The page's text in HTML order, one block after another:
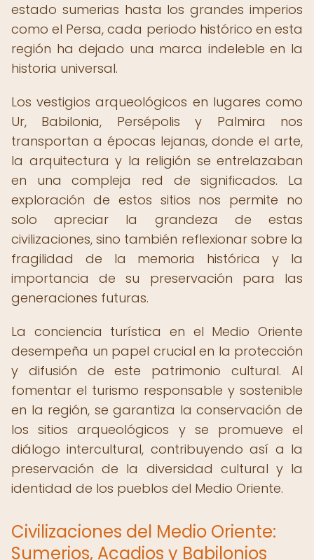
estado sumerias hasta los grandes imperios
como el Persa, cada periodo histórico en esta
región ha dejado una marca indeleble en la
historia universal.
Los vestigios arqueológicos en lugares como
Ur, Babilonia, Persépolis y Palmira nos
transportan a épocas lejanas, donde el arte,
la arquitectura y la religión se entrelazaban
en una compleja red de significados. La
exploración de estos sitios nos permite no
solo apreciar la grandeza de estas
civilizaciones, sino también reflexionar sobre la
fragilidad de la memoria histórica y la
importancia de su preservación para las
generaciones futuras.
La conciencia turística en el Medio Oriente
desempeña un papel crucial en la protección
y difusión de este patrimonio cultural. Al
fomentar el turismo responsable y sostenible
en la región, se garantiza la conservación de
los sitios arqueológicos y se promueve el
diálogo intercultural, contribuyendo así a la
preservación de la diversidad cultural y la
identidad de los pueblos del Medio Oriente.
Civilizaciones del Medio Oriente:
Sumerios, Acadios y Babilonios